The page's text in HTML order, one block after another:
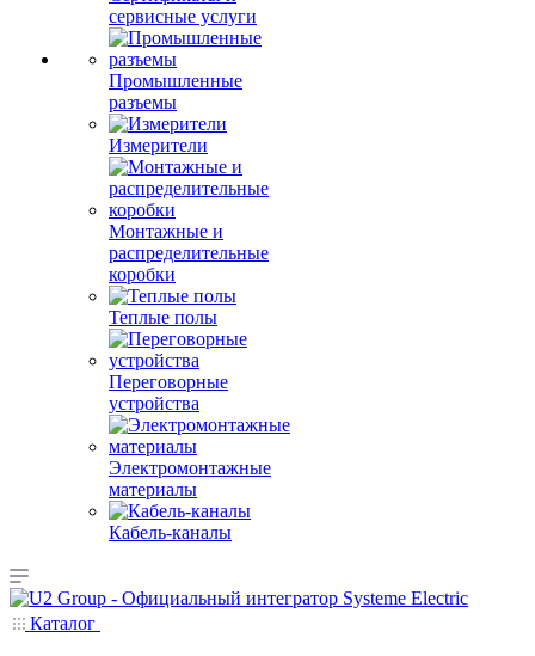
сервисные услуги
Промышленные
разъемы
Измерители
Монтажные и
распределительные
коробки
Теплые полы
Переговорные
устройства
Электромонтажные
материалы
Кабель-каналы
Каталог